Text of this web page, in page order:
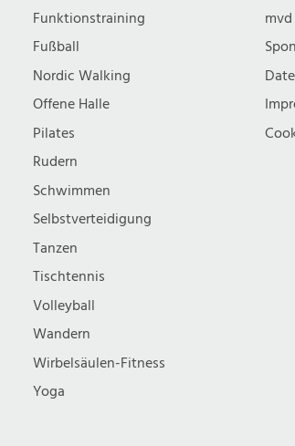
Funktionstraining
Fußball
Nordic Walking
Offene Halle
Pilates
Rudern
Schwimmen
Selbstverteidigung
Tanzen
Tischtennis
Volleyball
Wandern
Wirbelsäulen-Fitness
Yoga